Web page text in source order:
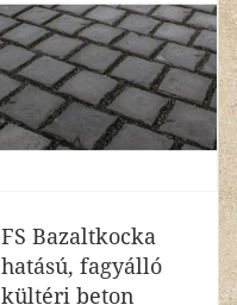
FS Bazaltkocka
hatású, fagyálló
kültéri beton